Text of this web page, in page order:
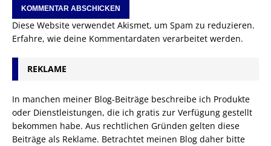
Diese Website verwendet Akismet, um Spam zu reduzieren.
Erfahre, wie deine Kommentardaten verarbeitet werden.
REKLAME
In manchen meiner Blog-Beiträge beschreibe ich Produkte
oder Dienstleistungen, die ich gratis zur Verfügung gestellt
bekommen habe. Aus rechtlichen Gründen gelten diese
Beiträge als Reklame. Betrachtet meinen Blog daher bitte